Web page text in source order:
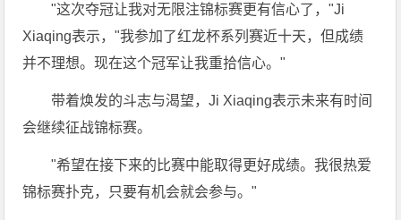
"这次夺冠让我对无限注锦标赛更有信心了，"Ji
Xiaqing表示，"我参加了红龙杯系列赛近十天，但成绩
并不理想。现在这个冠军让我重拾信心。"
带着焕发的斗志与渴望，Ji Xiaqing表示未来有时间
会继续征战锦标赛。
"希望在接下来的比赛中能取得更好成绩。我很热爱
锦标赛扑克，只要有机会就会参与。"